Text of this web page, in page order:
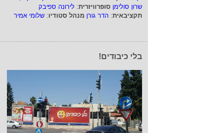
שרון סולימן סופרוויזרית: לירונה ספיבק
תקציבאית: הדר גורן מנהל סטודיו: שלומי אמיר
בלי כיבודים!